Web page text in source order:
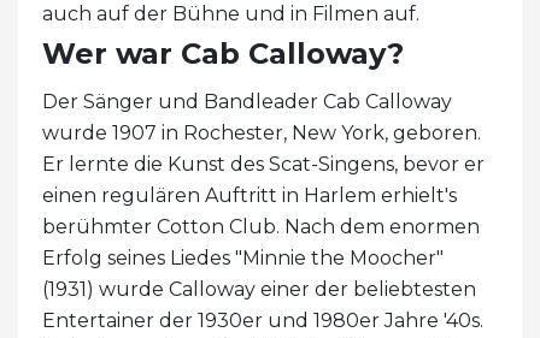
auch auf der Bühne und in Filmen auf.
Wer war Cab Calloway?
Der Sänger und Bandleader Cab Calloway
wurde 1907 in Rochester, New York, geboren.
Er lernte die Kunst des Scat-Singens, bevor er
einen regulären Auftritt in Harlem erhielt's
berühmter Cotton Club. Nach dem enormen
Erfolg seines Liedes "Minnie the Moocher"
(1931) wurde Calloway einer der beliebtesten
Entertainer der 1930er und 1980er Jahre '40s.